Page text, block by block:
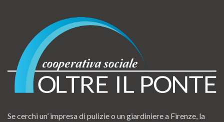
Se cerchi un’ impresa di pulizie o un giardiniere a Firenze, la